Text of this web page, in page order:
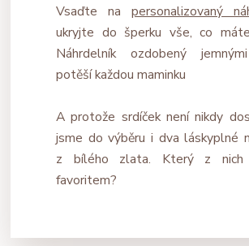
Vsaďte na personalizovaný
ukryjte do šperku vše, co
Náhrdelník ozdobený
potěší každou maminku
A protože srdíček není nikdy
jsme do výběru i dva láskyplné
z bílého zlata. Který z nich
favoritem?